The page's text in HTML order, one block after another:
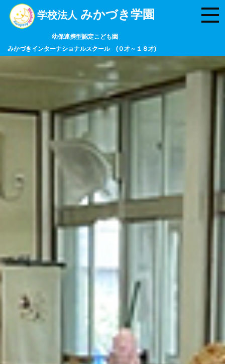
学校法人 みかづき学園
幼保連携型認定こども園
みかづきインターナショナルスクール (０才～１８才)